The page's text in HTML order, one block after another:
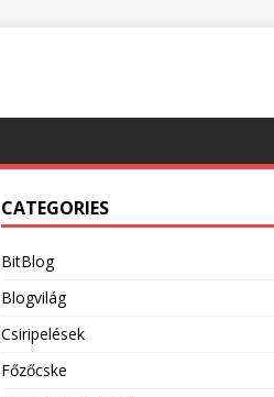
CATEGORIES
BitBlog
Blogvilág
Csiripelések
Főzőcske